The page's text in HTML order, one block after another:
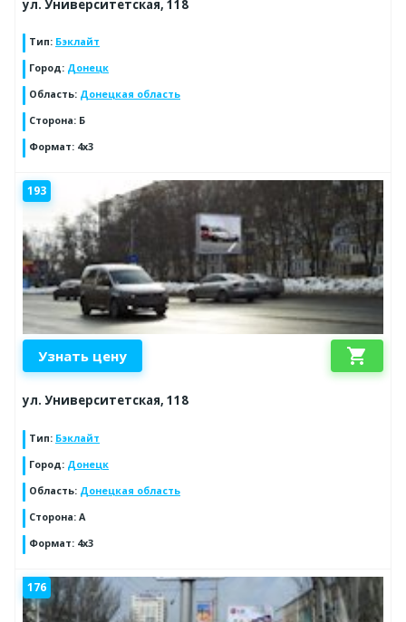
ул. Университетская, 118
Тип: Бэклайт
Город: Донецк
Область: Донецкая область
Сторона: Б
Формат: 4x3
193
Узнать цену shopping_cart
ул. Университетская, 118
Тип: Бэклайт
Город: Донецк
Область: Донецкая область
Сторона: А
Формат: 4x3
176